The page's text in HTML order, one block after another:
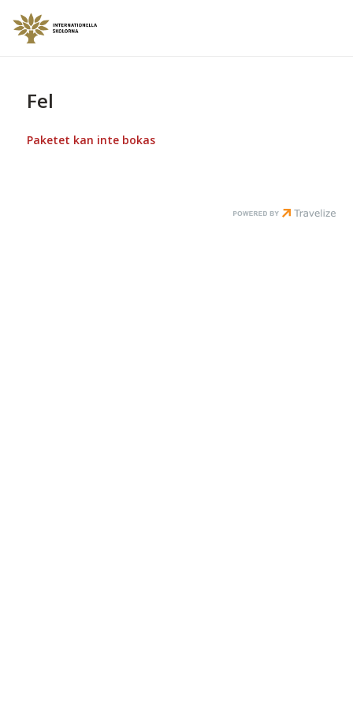
Fel
Paketet kan inte bokas